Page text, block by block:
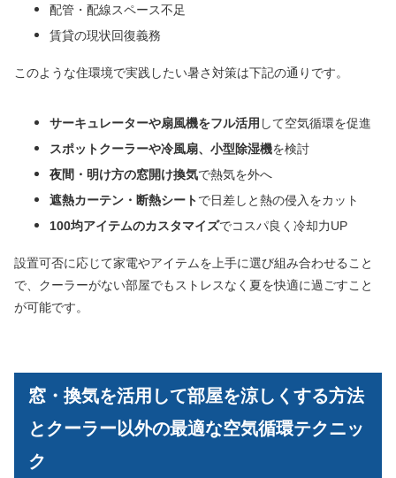
配管・配線スペース不足
賃貸の現状回復義務
このような住環境で実践したい暑さ対策は下記の通りです。
サーキュレーターや扇風機をフル活用 して空気循環を促進
スポットクーラーや冷風扇、小型除湿機を検討
夜間・明け方の窓開け換気で熱気を外へ
遮熱カーテン・断熱シートで日差しと熱の侵入をカット
100均アイテムのカスタマイズでコスパ良く冷却力UP
設置可否に応じて家電やアイテムを上手に選び組み合わせること
で、クーラーがない部屋でもストレスなく夏を快適に過ごすこと
が可能です。
窓・換気を活用して部屋を涼しくする方法
とクーラー以外の最適な空気循環テクニッ
ク